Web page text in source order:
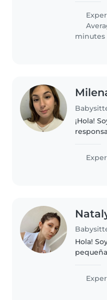
estoy
Estudio
en
minutes
¡Hola!
que
por
Hola!
que